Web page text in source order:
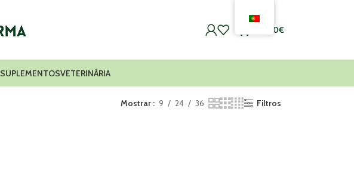
0,00€
SUPLEMENTOSVETERINÁRIA
Mostrar 9 24 36 Filtros